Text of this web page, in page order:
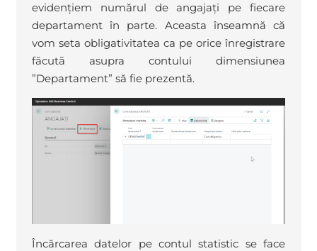
evidențiem numărul de angajați pe fiecare
departament în parte. Aceasta înseamnă că
vom seta obligativitatea ca pe orice înregistrare
făcută asupra contului dimensiunea
”Departament” să fie prezentă.
Încărcarea datelor pe contul statistic se face